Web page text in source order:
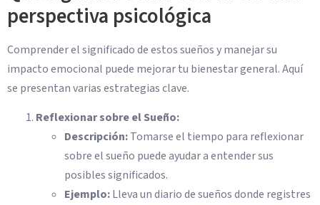
perspectiva psicológica
Comprender el significado de estos sueños y manejar su
impacto emocional puede mejorar tu bienestar general. Aquí
se presentan varias estrategias clave.
Reflexionar sobre el Sueño:
Descripción:Tomarse el tiempo para reflexionar
sobre el sueño puede ayudar a entender sus
posibles significados.
Ejemplo:Lleva un diario de sueños donde registres